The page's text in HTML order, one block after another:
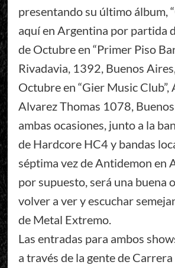
presentando su último álbum,
aquí en Argentina por partida
de Octubre en “Primer Piso
Rivadavia, 1392, Buenos
Octubre en “Gier Music Club”,
Alvarez Thomas 1078,
ambas ocasiones, junto a la
de Hardcore HC4 y bandas
séptima vez de Antidemon en
por supuesto, será una buena
volver a ver y escuchar
de Metal Extremo.
Las entradas para ambos
a través de la gente de